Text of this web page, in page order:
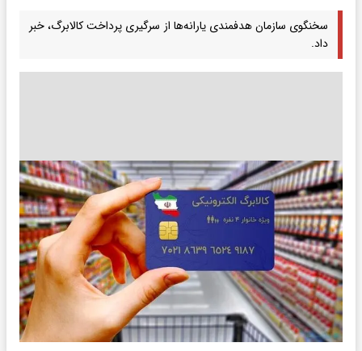
سخنگوی سازمان هدفمندی یارانه‌ها از سرگیری پرداخت کالابرگ، خبر
داد.